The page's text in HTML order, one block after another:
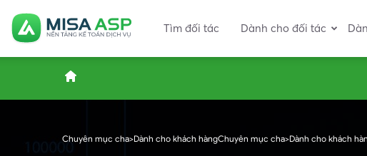
Tìm đối tác Dành cho đối tác
Chuyên mục cha>Dành cho khách hàngChuyên mục cha>Dành cho khách